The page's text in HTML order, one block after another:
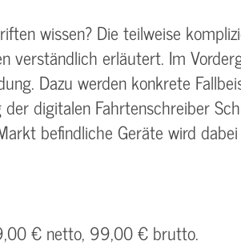
wissen? Die teilweise
verständlich erläutert. Im
Dazu werden konkrete
digitalen Fahrtenschreiber
befindliche Geräte wird dabei
€ netto, 99,00 € brutto.